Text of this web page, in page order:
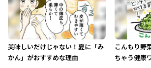
美味しいだけじゃない！夏に「み
かん」がおすすめな理由
こんもり野
ちゃう健康